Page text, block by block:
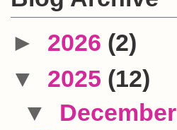
► 2026 (2)
▼ 2025 (12)
▼ December